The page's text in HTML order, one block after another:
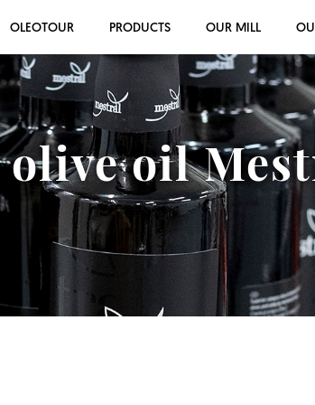
OLEOTOUR PRODUCTS OUR MILL
oil